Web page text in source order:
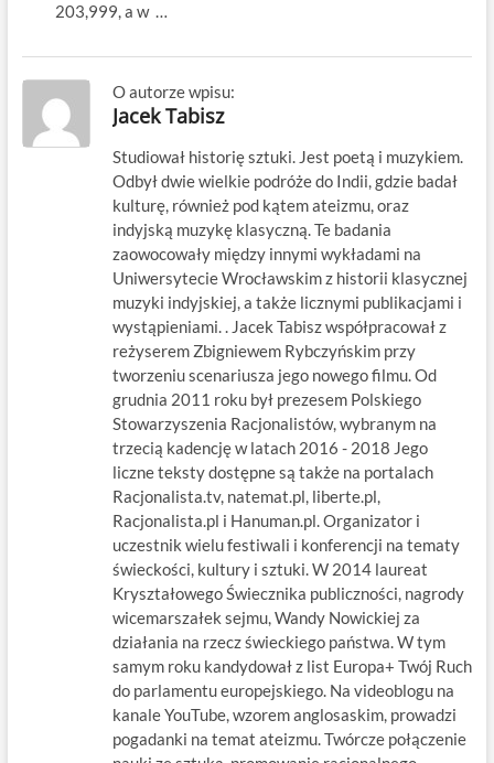
203,999, a w …
O autorze wpisu:
Jacek Tabisz
Studiował historię sztuki. Jest poetą i muzykiem.
Odbył dwie wielkie podróże do Indii, gdzie badał
kulturę, również pod kątem ateizmu, oraz
indyjską muzykę klasyczną. Te badania
zaowocowały między innymi wykładami na
Uniwersytecie Wrocławskim z historii klasycznej
muzyki indyjskiej, a także licznymi publikacjami i
wystąpieniami. . Jacek Tabisz współpracował z
reżyserem Zbigniewem Rybczyńskim przy
tworzeniu scenariusza jego nowego filmu. Od
grudnia 2011 roku był prezesem Polskiego
Stowarzyszenia Racjonalistów, wybranym na
trzecią kadencję w latach 2016 - 2018 Jego
liczne teksty dostępne są także na portalach
Racjonalista.tv, natemat.pl, liberte.pl,
Racjonalista.pl i Hanuman.pl. Organizator i
uczestnik wielu festiwali i konferencji na tematy
świeckości, kultury i sztuki. W 2014 laureat
Kryształowego Świecznika publiczności, nagrody
wicemarszałek sejmu, Wandy Nowickiej za
działania na rzecz świeckiego państwa. W tym
samym roku kandydował z list Europa+ Twój Ruch
do parlamentu europejskiego. Na videoblogu na
kanale YouTube, wzorem anglosaskim, prowadzi
pogadanki na temat ateizmu. Twórcze połączenie